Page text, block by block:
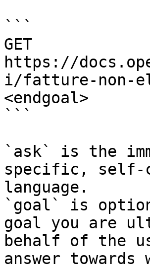
```
GET
https://
i/fatture-non-
<endgoal>
```
`ask` is the
specific, self-
language.
`goal` is
goal you are
behalf of the
answer